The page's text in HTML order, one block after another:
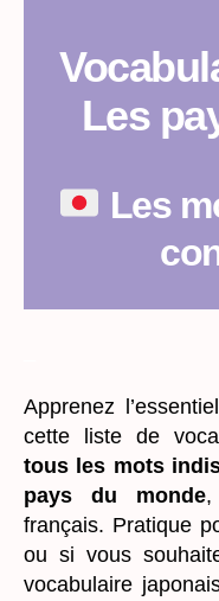
Les
Les
Apprenez
cette liste de
tous les mots
pays du monde,
français. Pratique
ou si vous
vocabulaire